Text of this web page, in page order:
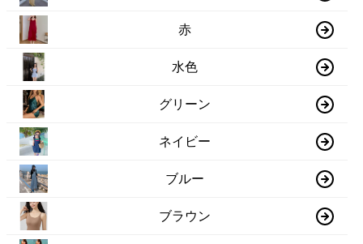
赤
水色
グリーン
ネイビー
ブルー
ブラウン